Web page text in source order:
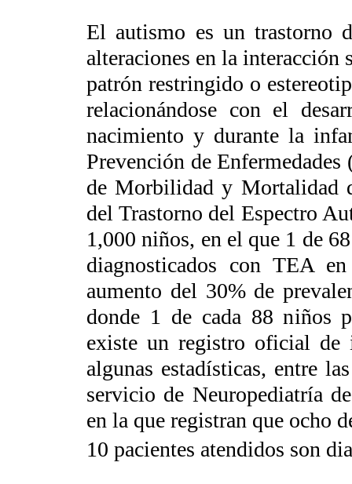
El autismo es un trastorno
alteraciones en la
patrón restringido o
relacionándose con el
nacimiento y durante la
Prevención de
de Morbilidad y Mortalidad
del Trastorno del Espectro
1,000 niños, en el que 1 de
diagnosticados con TEA
aumento del 30% de
donde 1 de cada 88 niños
existe un registro oficial de
algunas estadísticas, entre
servicio de Neuropediatría
en la que registran que ocho
10 pacientes atendidos son